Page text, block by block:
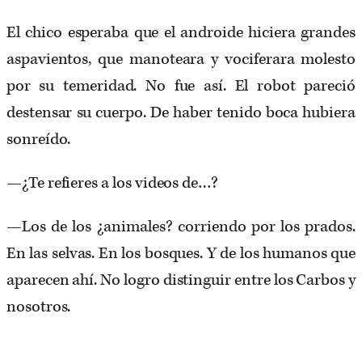
El chico esperaba que el androide hiciera grandes
aspavientos, que manoteara y vociferara molesto
por su temeridad. No fue así. El robot pareció
destensar su cuerpo. De haber tenido boca hubiera
sonreído.
—¿Te refieres a los videos de…?
—Los de los ¿animales? corriendo por los prados.
En las selvas. En los bosques. Y de los humanos que
aparecen ahí. No logro distinguir entre los Carbos y
nosotros.